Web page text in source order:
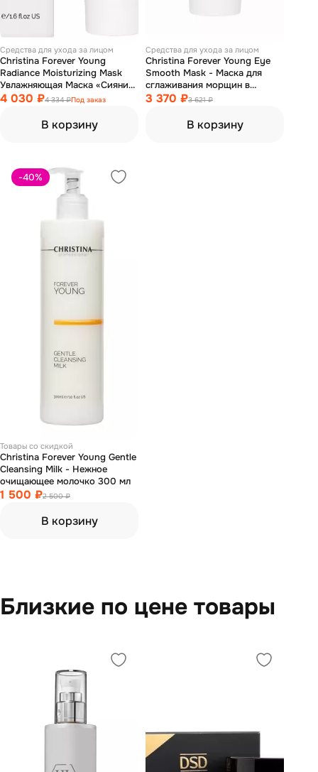
Средства для ухода за лицом
Christina Forever Young
Radiance Moisturizing Mask
Увлажняющая Маска «Сияние»
50 мл
4 030 ₽4 334 ₽Под заказ
В корзину
Средства для ухода за лицом
Christina Forever Young Eye
Smooth Mask - Маска для
сглаживания морщин в
области глаз 50 мл
3 370 ₽3 621 ₽
В корзину
-40%
Товары со скидкой
Christina Forever Young Gentle
Cleansing Milk - Нежное
очищающее молочко 300 мл
1 500 ₽2 500 ₽
В корзину
Близкие по цене товары